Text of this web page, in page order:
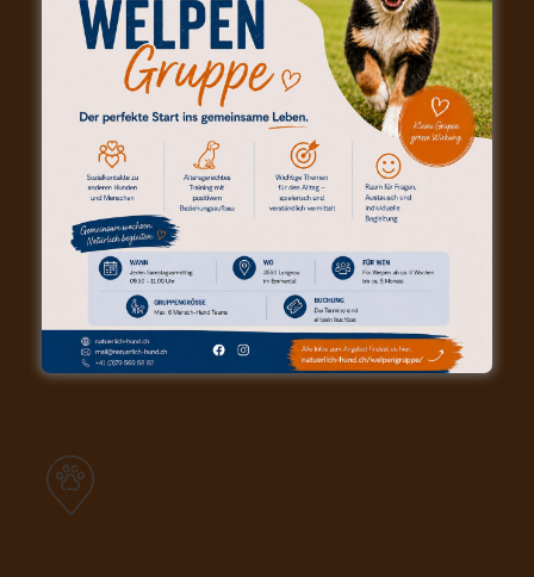
KONTAKT (POSTANSCHRIFT)
Natürlich-Hund | Andreas Hofstetter
Waldruh 129d
6197 Schangnau
079 / 569 98 82
mail@natuerlich-hund.ch